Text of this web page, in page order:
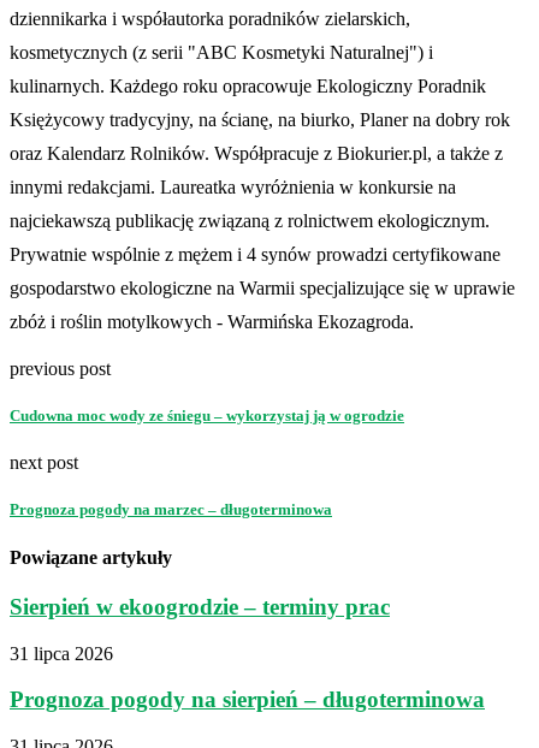
dziennikarka i współautorka poradników zielarskich,
kosmetycznych (z serii "ABC Kosmetyki Naturalnej") i
kulinarnych. Każdego roku opracowuje Ekologiczny Poradnik
Księżycowy tradycyjny, na ścianę, na biurko, Planer na dobry rok
oraz Kalendarz Rolników. Współpracuje z Biokurier.pl, a także z
innymi redakcjami. Laureatka wyróżnienia w konkursie na
najciekawszą publikację związaną z rolnictwem ekologicznym.
Prywatnie wspólnie z mężem i 4 synów prowadzi certyfikowane
gospodarstwo ekologiczne na Warmii specjalizujące się w uprawie
zbóż i roślin motylkowych - Warmińska Ekozagroda.
previous post
Cudowna moc wody ze śniegu – wykorzystaj ją w ogrodzie
next post
Prognoza pogody na marzec – długoterminowa
Powiązane artykuły
Sierpień w ekoogrodzie – terminy prac
31 lipca 2026
Prognoza pogody na sierpień – długoterminowa